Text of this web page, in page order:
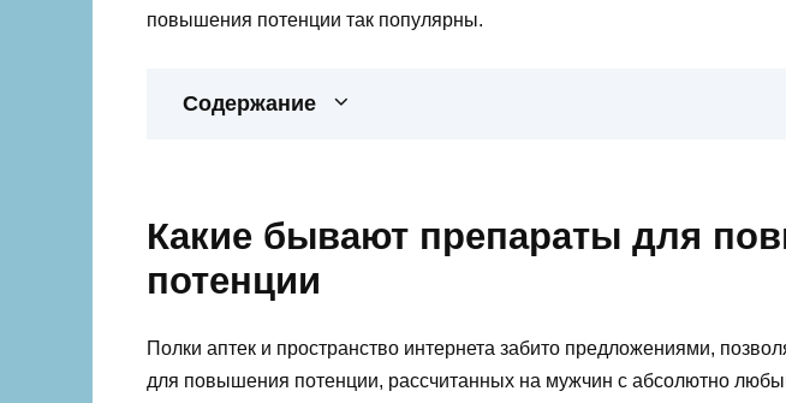
повышения потенции так популярны.
Содержание
Какие бывают препараты для
потенции
Полки аптек и пространство интернета забито предложениями,
для повышения потенции, рассчитанных на мужчин с абсолютно